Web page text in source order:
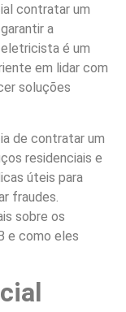
contratar um
a
é um
em lidar com
soluções
de contratar um
residenciais e
úteis para
fraudes.
sobre os
e como eles